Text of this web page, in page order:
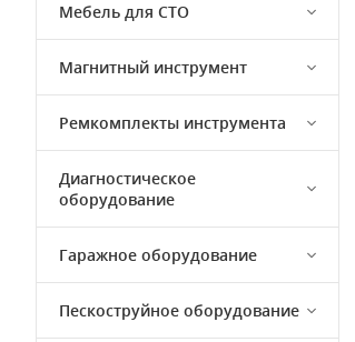
Мебель для СТО
Магнитный инструмент
Ремкомплекты инструмента
Диагностическое
оборудование
Гаражное оборудование
Пескоструйное оборудование